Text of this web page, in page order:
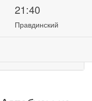
21:40
Правдинский